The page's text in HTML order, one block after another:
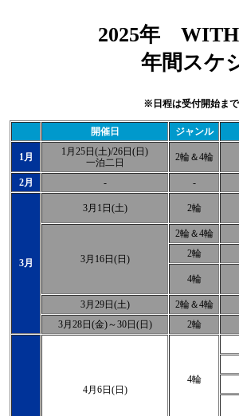
2025年
年間スケ
※日程は受付開始ま
開催日 ジャンル
1月
1月25日(土)/26日(日)
一泊二日
2輪＆4輪
2月 - -
3月
3月1日(土) 2輪
3月16日(日)
2輪＆4輪
2輪
4輪
3月29日(土)
2輪＆4輪
3月28日(金)～30日(日)
2輪
4月6日(日)
4輪